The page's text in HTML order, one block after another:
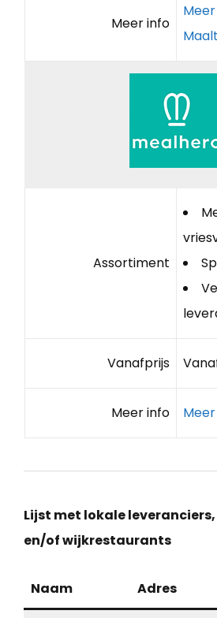
Meer info
Assortiment
Vanafprijs
Meer info
Lijst met lokale
en/of wijkrestaurants
Naam Adres